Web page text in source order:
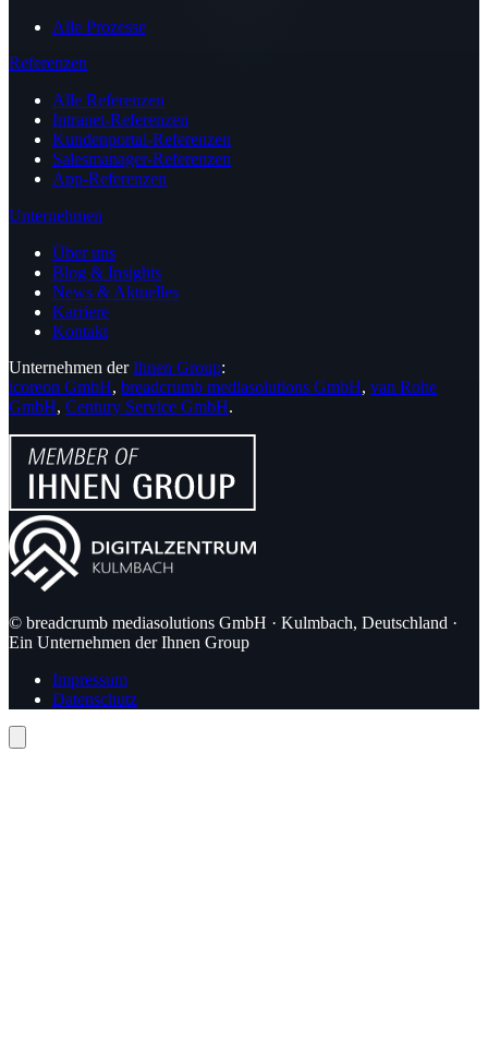
Alle Prozesse
Referenzen
Alle Referenzen
Intranet-Referenzen
Kundenportal-Referenzen
Salesmanager-Referenzen
App-Referenzen
Unternehmen
Über uns
Blog & Insights
News & Aktuelles
Karriere
Kontakt
Unternehmen derIhnen Group:
icoreon GmbH, breadcrumb mediasolutions GmbH, van Rohe
GmbH, Century Service GmbH.
© breadcrumb mediasolutions GmbH · Kulmbach, Deutschland ·
Ein Unternehmen der Ihnen Group
Impressum
Datenschutz